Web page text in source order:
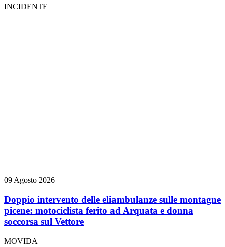
INCIDENTE
09 Agosto 2026
Doppio intervento delle eliambulanze sulle montagne
picene: motociclista ferito ad Arquata e donna
soccorsa sul Vettore
MOVIDA